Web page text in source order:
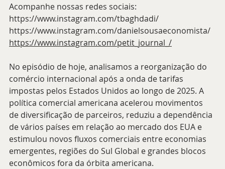
Acompanhe nossas redes sociais:
https://www.instagram.com/tbaghdadi/
https://www.instagram.com/danielsousaeconomista/
https://www.instagram.com/petit_journal_/
No episódio de hoje, analisamos a reorganização do
comércio internacional após a onda de tarifas
impostas pelos Estados Unidos ao longo de 2025. A
política comercial americana acelerou movimentos
de diversificação de parceiros, reduziu a dependência
de vários países em relação ao mercado dos EUA e
estimulou novos fluxos comerciais entre economias
emergentes, regiões do Sul Global e grandes blocos
econômicos fora da órbita americana.